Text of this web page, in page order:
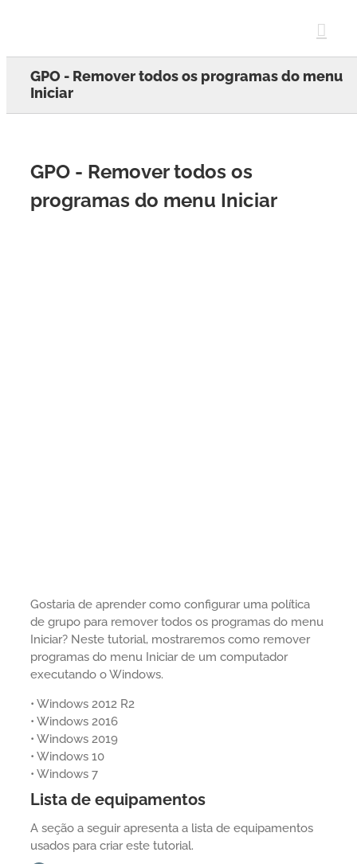
GPO - Remover todos os programas do menu
Iniciar
GPO - Remover todos os
programas do menu Iniciar
Gostaria de aprender como configurar uma política
de grupo para remover todos os programas do menu
Iniciar? Neste tutorial, mostraremos como remover
programas do menu Iniciar de um computador
executando o Windows.
• Windows 2012 R2
• Windows 2016
• Windows 2019
• Windows 10
• Windows 7
Lista de equipamentos
A seção a seguir apresenta a lista de equipamentos
usados para criar este tutorial.